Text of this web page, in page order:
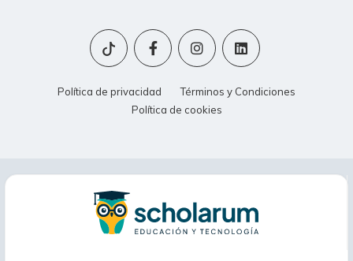
Política de privacidad
Términos y Condiciones
Política de cookies